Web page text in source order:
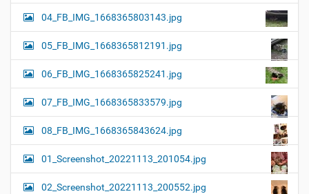
04_FB_IMG_1668365803143.jpg
05_FB_IMG_1668365812191.jpg
06_FB_IMG_1668365825241.jpg
07_FB_IMG_1668365833579.jpg
08_FB_IMG_1668365843624.jpg
01_Screenshot_20221113_201054.jpg
02_Screenshot_20221113_200552.jpg